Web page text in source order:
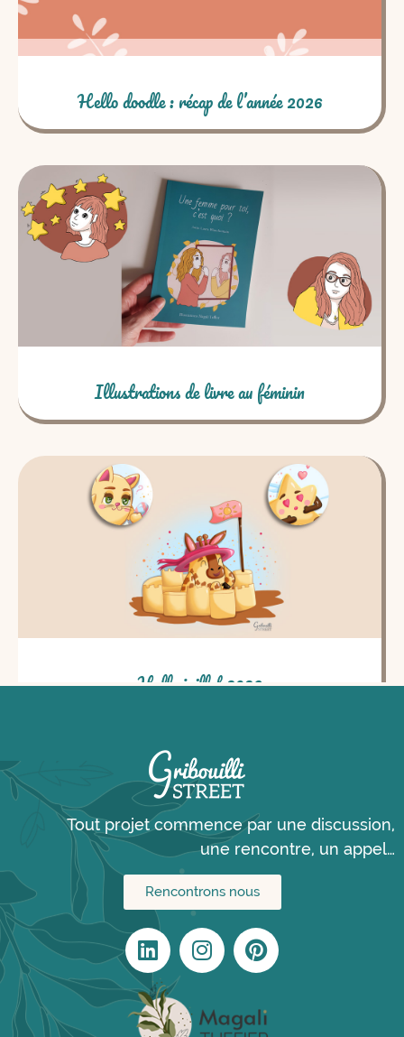
Hello doodle : récap de l’année 2026
Illustrations de livre au féminin
Hello juillet 2026
Tout projet commence par une discussion,
une rencontre, un appel…
Rencontrons nous